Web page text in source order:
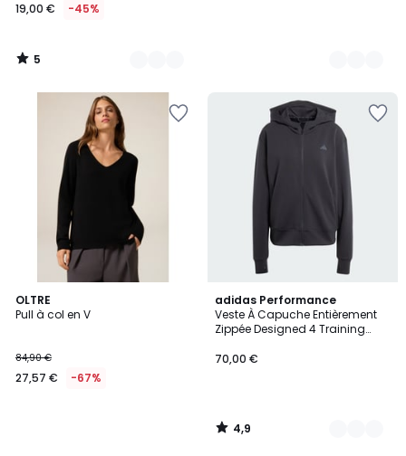
19,00 € -45%
5
/
OLTRE
Pull à col en V
84,90 €
27,57 € -67%
adidas Performance
Veste À Capuche Entièrement
Zippée Designed 4 Training
Zippée Designed 4 Training
70,00 €
4,9
/ 5
3
Couleurs
4,9
/